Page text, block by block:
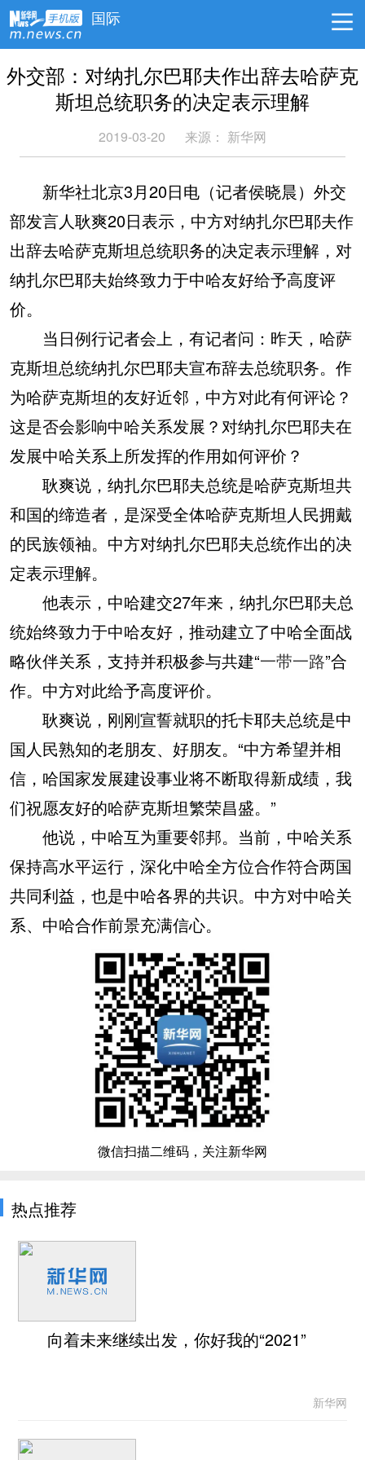
国际
外交部：对纳扎尔巴耶夫作出辞去哈萨克
斯坦总统职务的决定表示理解
2019-03-20 来源： 新华网
新华社北京3月20日电（记者侯晓晨）外交
部发言人耿爽20日表示，中方对纳扎尔巴耶夫作
出辞去哈萨克斯坦总统职务的决定表示理解，对
纳扎尔巴耶夫始终致力于中哈友好给予高度评
价。
当日例行记者会上，有记者问：昨天，哈萨
克斯坦总统纳扎尔巴耶夫宣布辞去总统职务。作
为哈萨克斯坦的友好近邻，中方对此有何评论？
这是否会影响中哈关系发展？对纳扎尔巴耶夫在
发展中哈关系上所发挥的作用如何评价？
耿爽说，纳扎尔巴耶夫总统是哈萨克斯坦共
和国的缔造者，是深受全体哈萨克斯坦人民拥戴
的民族领袖。中方对纳扎尔巴耶夫总统作出的决
定表示理解。
他表示，中哈建交27年来，纳扎尔巴耶夫总
统始终致力于中哈友好，推动建立了中哈全面战
略伙伴关系，支持并积极参与共建“一带一路”合
作。中方对此给予高度评价。
耿爽说，刚刚宣誓就职的托卡耶夫总统是中
国人民熟知的老朋友、好朋友。“中方希望并相
信，哈国家发展建设事业将不断取得新成绩，我
们祝愿友好的哈萨克斯坦繁荣昌盛。”
他说，中哈互为重要邻邦。当前，中哈关系
保持高水平运行，深化中哈全方位合作符合两国
共同利益，也是中哈各界的共识。中方对中哈关
系、中哈合作前景充满信心。
微信扫描二维码，关注新华网
热点推荐
向着未来继续出发，你好我的“2021”
新华网